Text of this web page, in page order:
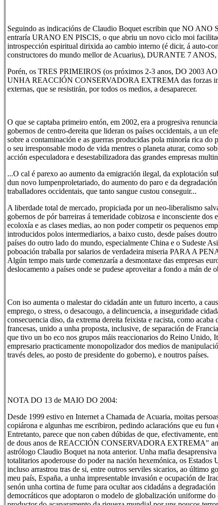
Seguindo as indicacións de Claudio Boquet escribin que NO ANO
entraría URANO EN PISCIS, o que abriu un novo ciclo moi
introspección espiritual dirixida ao cambio interno (é dicir, á auto-
constructores do mundo mellor de Acuarius), DURANTE 7
Porén, os TRES PRIMEIROS (os próximos 2-3 anos, DO 2003
UNHA REACCIÓN CONSERVADORA EXTREMA das forzas
externas, que se resistirán, por todos os medios, a desaparecer.
O que se captaba primeiro entón, em 2002, era a progresiva
gobernos de centro-dereita que lideran os países occidentais, a un
sobre a contaminación e as guerras producidas pola minoría rica do
o seu irresponsable modo de vida mentres o planeta aturar, como
acción especuladora e desestabilizadora das grandes empresas
...O cal é parexo ao aumento da emigración ilegal, da explotación
dun novo lumpenproletariado, do aumento do paro e da
traballadores occidentais, que tanto sangue custou conseguir...
A liberdade total de mercado, propiciada por un neo-liberalismo
gobernos de pór barreiras á temeridade cobizosa e inconsciente dos
ecoloxía e as clases medias, ao non poder competir os pequenos
introducidos polos intermediarios, a baixo custo, desde países
países do outro lado do mundo, especialmente China e o Sudeste
poboación traballa por salarios de verdadeira miseria PARA A
Algún tempo mais tarde comenzaría a desmontaxe das empresas
deslocamento a países onde se pudese aproveitar a fondo a mán de
Con iso aumenta o malestar do cidadán ante un futuro incerto, a
emprego, o stress, o desacougo, a delincuencia, a inseguridade
consecuencia diso, da extrema dereita feixista e racista, como acaba
francesas, unido a unha proposta, inclusive, de separación de
que tivo un bo eco nos grupos máis reaccionarios do Reino Unido,
empresario practicamente monopolizador dos medios de
través deles, ao posto de presidente do goberno), e noutros países.
NOTA DO 13 de MAIO DO 2004:
Desde 1999 estivo en Internet a Chamada de Acuaria, moitas
copiárona e algunhas me escribiron, pedindo aclaracións que eu
Entretanto, parece que non caben dúbidas de que, efectivamente,
de dous anos de REACCIÓN CONSERVADORA EXTREMA"
astrólogo Claudio Boquet na nota anterior. Unha mafia desaprensiva
totalitarios apoderouse do poder na nación hexemónica, os Estados
incluso arrastrou tras de si, entre outros serviles sicarios, ao último
meu país, España, a unha impresentable invasión e ocupación de
senón unha cortina de fume para ocultar aos cidadáns a degradación
democráticos que adoptaron o modelo de globalización uniforme